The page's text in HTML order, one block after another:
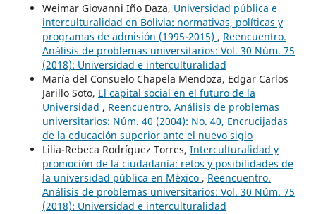
Weimar Giovanni Iño Daza, Universidad pública e
interculturalidad en Bolivia: normativas, políticas y
programas de admisión (1995-2015) , Reencuentro.
Análisis de problemas universitarios: Vol. 30 Núm. 75
(2018): Universidad e interculturalidad
María del Consuelo Chapela Mendoza, Edgar Carlos
Jarillo Soto, El capital social en el futuro de la
Universidad , Reencuentro. Análisis de problemas
universitarios: Núm. 40 (2004): No. 40, Encrucijadas
de la educación superior ante el nuevo siglo
Lilia-Rebeca Rodríguez Torres, Interculturalidad y
promoción de la ciudadanía: retos y posibilidades de
la universidad pública en México , Reencuentro.
Análisis de problemas universitarios: Vol. 30 Núm. 75
(2018): Universidad e interculturalidad